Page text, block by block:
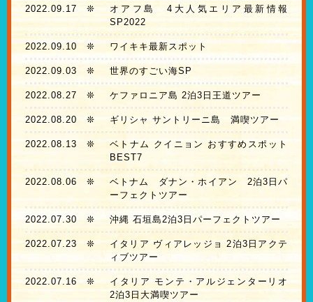
2022.09.17 ❊
オアフ島 4大人気エリア最新情報
SP2022
2022.09.10 ❊ ワイキキ最新スポット
2022.09.03 ❊ 世界のすごい海SP
2022.08.27 ❊ ケファロニア島 2泊3日王道ツアー
2022.08.20❊ ギリシャ サントリーニ島 満喫ツアー
2022.08.13 ❊
ベトナム クイニョン おすすめスポット
BEST7
2022.08.06 ❊
ベトナム ダナン・ホイアン 2泊3日パ
ーフェクトツアー
2022.07.30 ❊ 沖縄 石垣島2泊3日パーフェクトツアー
2022.07.23❊
イタリア ヴィアレッジョ 2泊3日アクテ
ィブツアー
2022.07.16❊
イタリア モンテ・アルジェンターリオ
2泊3日大満喫ツアー